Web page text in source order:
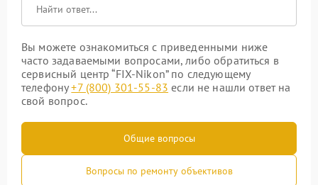
Вы можете ознакомиться с приведенными ниже
часто задаваемыми вопросами, либо обратиться в
сервисный центр “FIX-Nikon” по следующему
телефону+7 (800) 301-55-83 если не нашли ответ на
свой вопрос.
Общие вопросы
Вопросы по ремонту объективов